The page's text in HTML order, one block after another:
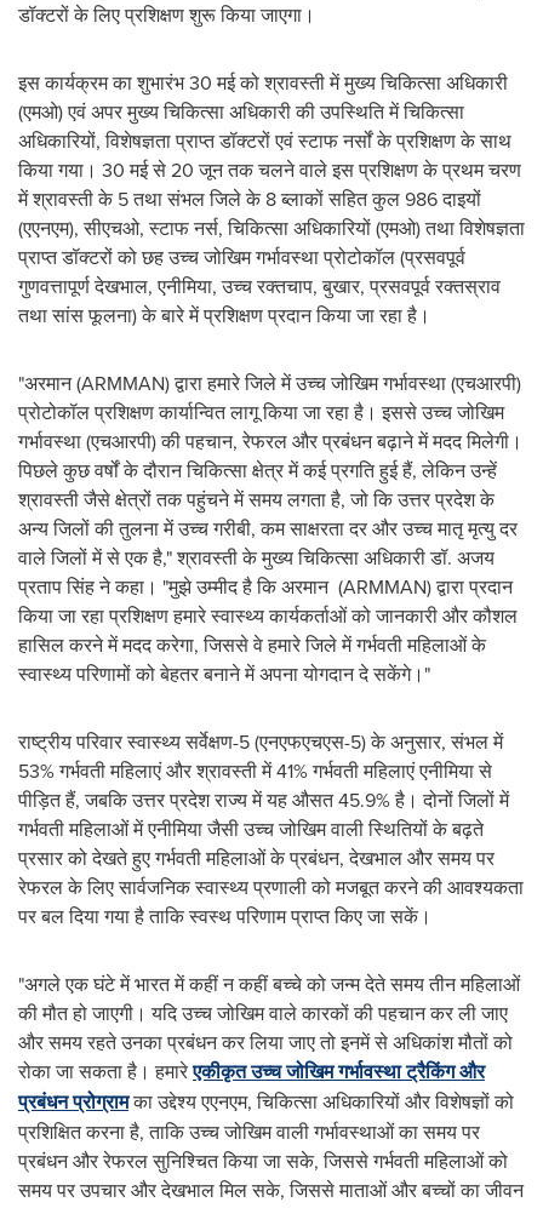
डॉक्टरों के लिए प्रशिक्षण शुरू किया जाएगा।
इस कार्यक्रम का शुभारंभ 30 मई को श्रावस्ती में मुख्य चिकित्सा अधिकारी
(एमओ) एवं अपर मुख्य चिकित्सा अधिकारी की उपस्थिति में चिकित्सा
अधिकारियों, विशेषज्ञता प्राप्त डॉक्टरों एवं स्टाफ नर्सों के प्रशिक्षण के साथ
किया गया। 30 मई से 20 जून तक चलने वाले इस प्रशिक्षण के प्रथम चरण
में श्रावस्ती के 5 तथा संभल जिले के 8 ब्लाकों सहित कुल 986 दाइयों
(एएनएम), सीएचओ, स्टाफ नर्स, चिकित्सा अधिकारियों (एमओ) तथा विशेषज्ञता
प्राप्त डॉक्टरों को छह उच्च जोखिम गर्भावस्था प्रोटोकॉल (प्रसवपूर्व
गुणवत्तापूर्ण देखभाल, एनीमिया, उच्च रक्तचाप, बुखार, प्रसवपूर्व रक्तस्राव
तथा सांस फूलना) के बारे में प्रशिक्षण प्रदान किया जा रहा है।
"अरमान (ARMMAN) द्वारा हमारे जिले में उच्च जोखिम गर्भावस्था (एचआरपी)
प्रोटोकॉल प्रशिक्षण कार्यान्वित लागू किया जा रहा है। इससे उच्च जोखिम
गर्भावस्था (एचआरपी) की पहचान, रेफरल और प्रबंधन बढ़ाने में मदद मिलेगी।
पिछले कुछ वर्षों के दौरान चिकित्सा क्षेत्र में कई प्रगति हुई हैं, लेकिन उन्हें
श्रावस्ती जैसे क्षेत्रों तक पहुंचने में समय लगता है, जो कि उत्तर प्रदेश के
अन्य जिलों की तुलना में उच्च गरीबी, कम साक्षरता दर और उच्च मातृ मृत्यु दर
वाले जिलों में से एक है," श्रावस्ती के मुख्य चिकित्सा अधिकारी डॉ. अजय
प्रताप सिंह ने कहा। "मुझे उम्मीद है कि अरमान (ARMMAN) द्वारा प्रदान
किया जा रहा प्रशिक्षण हमारे स्वास्थ्य कार्यकर्ताओं को जानकारी और कौशल
हासिल करने में मदद करेगा, जिससे वे हमारे जिले में गर्भवती महिलाओं के
स्वास्थ्य परिणामों को बेहतर बनाने में अपना योगदान दे सकेंगे।"
राष्ट्रीय परिवार स्वास्थ्य सर्वेक्षण-5 (एनएफएचएस-5) के अनुसार, संभल में
53% गर्भवती महिलाएं और श्रावस्ती में 41% गर्भवती महिलाएं एनीमिया से
पीड़ित हैं, जबकि उत्तर प्रदेश राज्य में यह औसत 45.9% है। दोनों जिलों में
गर्भवती महिलाओं में एनीमिया जैसी उच्च जोखिम वाली स्थितियों के बढ़ते
प्रसार को देखते हुए गर्भवती महिलाओं के प्रबंधन, देखभाल और समय पर
रेफरल के लिए सार्वजनिक स्वास्थ्य प्रणाली को मजबूत करने की आवश्यकता
पर बल दिया गया है ताकि स्वस्थ परिणाम प्राप्त किए जा सकें।
"अगले एक घंटे में भारत में कहीं न कहीं बच्चे को जन्म देते समय तीन महिलाओं
की मौत हो जाएगी। यदि उच्च जोखिम वाले कारकों की पहचान कर ली जाए
और समय रहते उनका प्रबंधन कर लिया जाए तो इनमें से अधिकांश मौतों को
रोका जा सकता है। हमारेएकीकृत उच्च जोखिम गर्भावस्था ट्रैकिंग और
प्रबंधन प्रोग्रामका उद्देश्य एएनएम, चिकित्सा अधिकारियों और विशेषज्ञों को
प्रशिक्षित करना है, ताकि उच्च जोखिम वाली गर्भावस्थाओं का समय पर
प्रबंधन और रेफरल सुनिश्चित किया जा सके, जिससे गर्भवती महिलाओं को
समय पर उपचार और देखभाल मिल सके, जिससे माताओं और बच्चों का जीवन